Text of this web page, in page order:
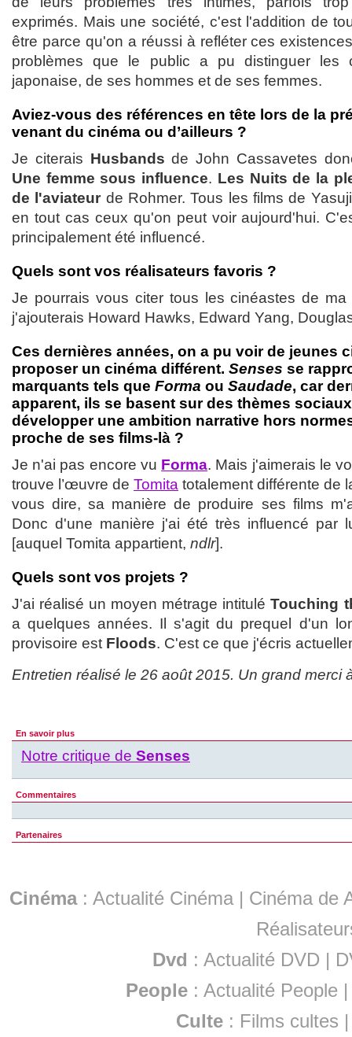
exprimés. Mais une société, c'est l'addition de
être parce qu'on a réussi à refléter ces
problèmes que le public a pu distinguer les
japonaise, de ses hommes et de ses femmes.
Aviez-vous des références en tête lors de la
venant du cinéma ou d’ailleurs ?
Je citerais Husbands de John Cassavetes
Une femme sous influence. Les Nuits de la
de l'aviateur de Rohmer. Tous les films de
en tout cas ceux qu'on peut voir aujourd'hui.
principalement été influencé.
Quels sont vos réalisateurs favoris ?
Je pourrais vous citer tous les cinéastes de ma
j'ajouterais Howard Hawks, Edward Yang,
Ces dernières années, on a pu voir de jeunes
proposer un cinéma différent. Senses se
marquants tels que Forma ou Saudade, car
apparent, ils se basent sur des thèmes
développer une ambition narrative hors
proche de ses films-là ?
Je n'ai pas encore vu Forma. Mais j'aimerais le
trouve l’œuvre de Tomita totalement différente de
vous dire, sa manière de produire ses films
Donc d'une manière j'ai été très influencé par
[auquel Tomita appartient, ndlr].
Quels sont vos projets ?
J'ai réalisé un moyen métrage intituléTouching
a quelques années. Il s'agit du prequel d'un
provisoire est Floods. C'est ce que j'écris
Entretien réalisé le 26 août 2015. Un grand merci
En savoir plus
Notre critique de Senses
Commentaires
Partenaires
Cinéma: Actualité Cinéma | Cinéma de
Dvd : Actualité DVD |
People :Actualité People
Culte : Films cultes